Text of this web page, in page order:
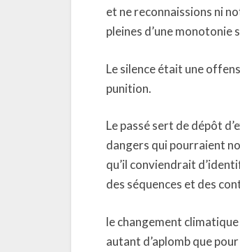
et ne reconnaissions ni
pleines d’une monotonie
Le silence était une
punition.
Le passé sert de dépôt
dangers qui pourraient
qu’il conviendrait
des séquences et des
le changement
autant d’aplomb que